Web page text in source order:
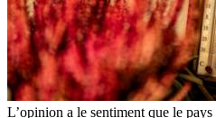
L’opinion a le sentiment que le pays